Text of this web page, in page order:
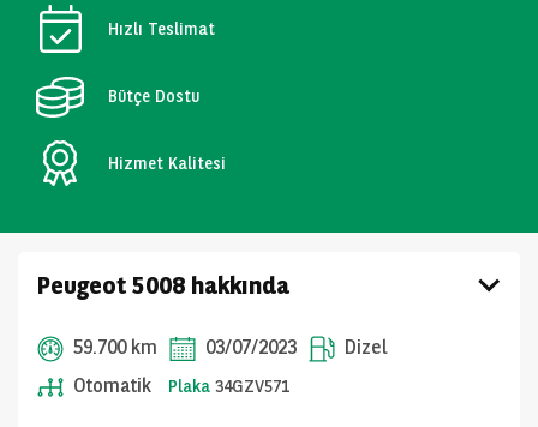
Hızlı Teslimat
Bütçe Dostu
Hizmet Kalitesi
Peugeot 5008 hakkında
59.700 km 03/07/2023
Dizel
Otomatik
Plaka 34GZV571